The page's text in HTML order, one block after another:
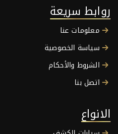
روابط سريعة
معلومات عنا
سياسة الخصوصية
الشروط والأحكام
اتصل بنا
الانواع